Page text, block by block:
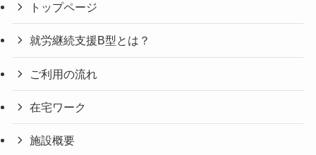
トップページ
就労継続支援B型とは？
ご利用の流れ
在宅ワーク
施設概要